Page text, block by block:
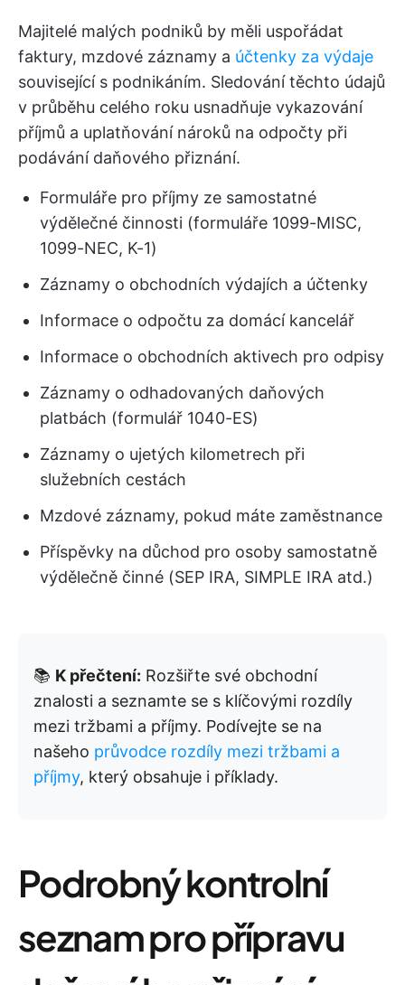
Majitelé malých podniků by měli uspořádat
faktury, mzdové záznamy a účtenky za výdaje
související s podnikáním. Sledování těchto údajů
v průběhu celého roku usnadňuje vykazování
příjmů a uplatňování nároků na odpočty při
podávání daňového přiznání.
Formuláře pro příjmy ze samostatné
výdělečné činnosti (formuláře 1099-MISC,
1099-NEC, K-1)
Záznamy o obchodních výdajích a účtenky
Informace o odpočtu za domácí kancelář
Informace o obchodních aktivech pro odpisy
Záznamy o odhadovaných daňových
platbách (formulář 1040-ES)
Záznamy o ujetých kilometrech při
služebních cestách
Mzdové záznamy, pokud máte zaměstnance
Příspěvky na důchod pro osoby samostatně
výdělečně činné (SEP IRA, SIMPLE IRA atd.)
📚 K přečtení: Rozšiřte své obchodní
znalosti a seznamte se s klíčovými rozdíly
mezi tržbami a příjmy. Podívejte se na
našeho průvodce rozdíly mezi tržbami a
příjmy, který obsahuje i příklady.
Podrobný kontrolní
seznam pro přípravu